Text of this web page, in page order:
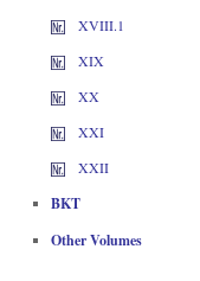
XVIII.1
XIX
XX
XXI
XXII
BKT
Other Volumes